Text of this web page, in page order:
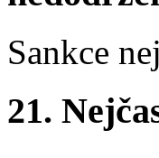
Sankce
21.